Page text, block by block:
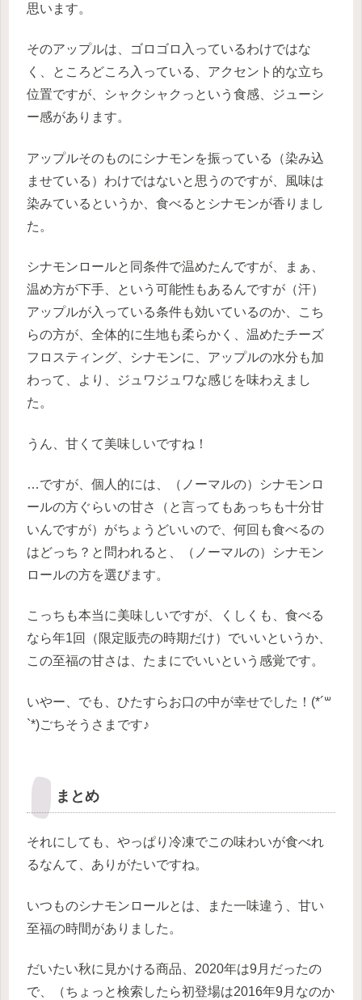
思います。
そのアップルは、ゴロゴロ入っているわけではな
く、ところどころ入っている、アクセント的な立ち
位置ですが、シャクシャクっという食感、ジューシ
ー感があります。
アップルそのものにシナモンを振っている（染み込
ませている）わけではないと思うのですが、風味は
染みているというか、食べるとシナモンが香りまし
た。
シナモンロールと同条件で温めたんですが、まぁ、
温め方が下手、という可能性もあるんですが（汗）
アップルが入っている条件も効いているのか、こち
らの方が、全体的に生地も柔らかく、温めたチーズ
フロスティング、シナモンに、アップルの水分も加
わって、より、ジュワジュワな感じを味わえまし
た。
うん、甘くて美味しいですね！
…ですが、個人的には、（ノーマルの）シナモンロ
ールの方ぐらいの甘さ（と言ってもあっちも十分甘
いんですが）がちょうどいいので、何回も食べるの
はどっち？と問われると、（ノーマルの）シナモン
ロールの方を選びます。
こっちも本当に美味しいですが、くしくも、食べる
なら年1回（限定販売の時期だけ）でいいというか、
この至福の甘さは、たまにでいいという感覚です。
いやー、でも、ひたすらお口の中が幸せでした！(*´꒳
`*)ごちそうさまです♪
まとめ
それにしても、やっぱり冷凍でこの味わいが食べれ
るなんて、ありがたいですね。
いつものシナモンロールとは、また一味違う、甘い
至福の時間がありました。
だいたい秋に見かける商品、2020年は9月だったの
で、（ちょっと検索したら初登場は2016年9月なのか